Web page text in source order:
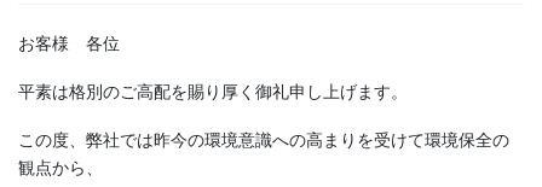
お客様 各位
平素は格別のご高配を賜り厚く御礼申し上げます。
この度、弊社では昨今の環境意識への高まりを受けて環境保全の
観点から、